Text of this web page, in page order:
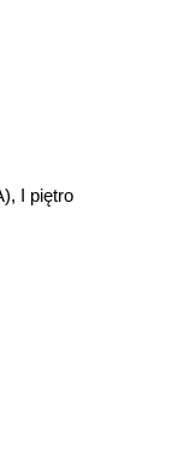
I piętro